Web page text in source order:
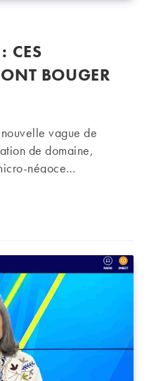
CES
BOUGER
vague de
de domaine,
négoce…
: ces vignerons qui font bouger les